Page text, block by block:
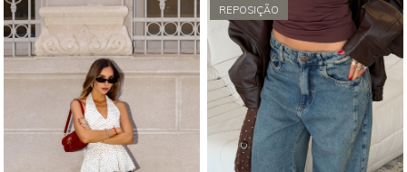
REPOSIÇÃO